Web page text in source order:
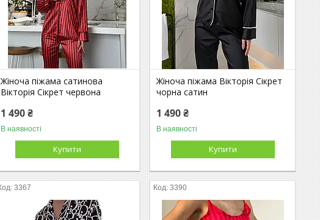
Жіноча піжама сатинова
Вікторія Сікрет червона
1 490 ₴
В наявності
Купити
Жіноча піжама Вікторія Сікрет
чорна сатин
1 490 ₴
В наявності
Купити
3367 3390